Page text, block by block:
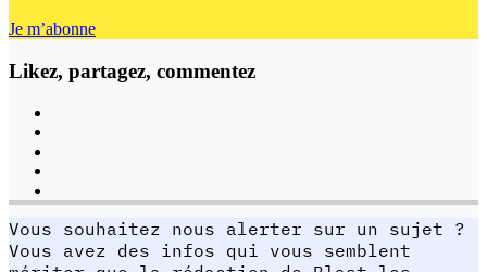
Je m’abonne
Likez, partagez, commentez
Vous souhaitez nous alerter sur un sujet ?
Vous avez des infos qui vous semblent